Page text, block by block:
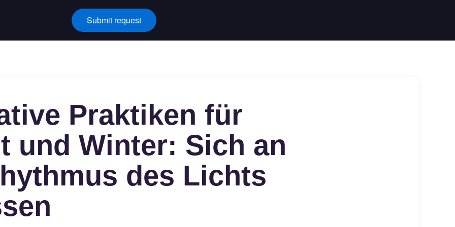
Submit request
Praktiken für
und Winter: Sich an
des Lichts